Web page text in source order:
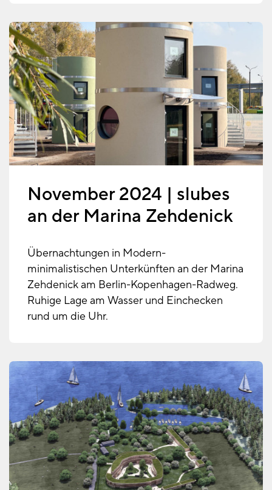
November 2024 | slubes
an der Marina Zehdenick
Übernachtungen in Modern-
minimalistischen Unterkünften an der Marina
Zehdenick am Berlin-Kopenhagen-Radweg.
Ruhige Lage am Wasser und Einchecken
rund um die Uhr.